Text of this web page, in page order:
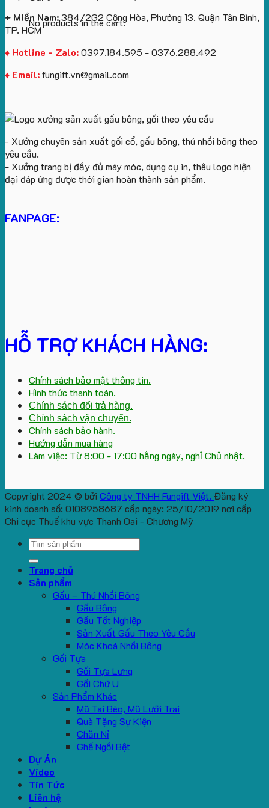
No products in the cart.
+ Miền Nam:384/2G2 Cộng Hòa, Phường 13. Quận Tân Bình,
TP. HCM
♦ Hotline - Zalo:0397.184.595 - 0376.288.492
♦ Email:fungift.vn@gmail.com
- Xưởng chuyên sản xuất gối cổ, gấu bông, thú nhồi bông theo
yêu cầu.
- Xưởng trang bị đầy đủ máy móc, dụng cụ in, thêu logo hiện
đại đáp ứng được thời gian hoàn thành sản phẩm.
FANPAGE:
HỖ TRỢ KHÁCH HÀNG:
Chính sách bảo mật thông tin.
Hình thức thanh toán.
Chính sách đổi trả hàng.
Chính sách vận chuyển.
Chính sách bảo hành.
Hướng dẫn mua hàng
Làm việc: Từ 8:00 - 17:00 hằng ngày, nghỉ Chủ nhật.
Copyright 2024 © bởi Công ty TNHH Fungift Việt. Đăng ký
kinh doanh số: 0108958687 cấp ngày: 25/10/2019 nơi cấp
Chi cục Thuế khu vực Thanh Oai - Chương Mỹ
Search
Trang chủ
Sản phẩm
Gấu – Thú Nhồi Bông
Gấu Bông
Gấu Tốt Nghiệp
Sản Xuất Gấu Theo Yêu Cầu
Móc Khoá Nhồi Bông
Gối Tựa
Gối Tựa Lưng
Gối Chữ U
Sản Phẩm Khác
Mũ Tai Bèo, Mũ Lưỡi Trai
Quà Tặng Sự Kiện
Chăn Nỉ
Ghế Ngồi Bệt
Dự Án
Video
Tin Tức
Liên hệ